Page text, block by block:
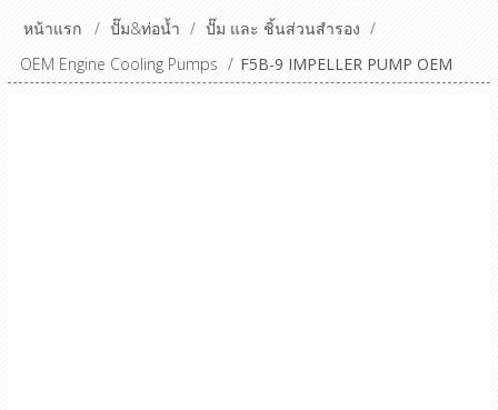
หน้าแรก / ปั๊ม&ท่อน้ำ / ปั๊ม และ ชิ้นส่วนสำรอง /
OEM Engine Cooling Pumps / F5B-9 IMPELLER PUMP OEM